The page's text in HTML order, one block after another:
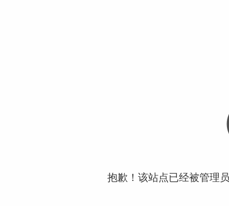
抱歉！该站点已经被管理